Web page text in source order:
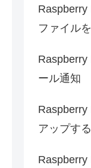
Raspberry
ファイル
Raspberry
ール通知
Raspberry
アップする
Raspberry